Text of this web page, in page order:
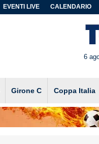
EVENTI LIVE CALENDARIO
6
Girone C Coppa Italia